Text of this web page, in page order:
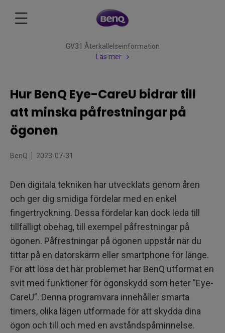
GV31 Återkallelseinformation
Läs mer
Hur BenQ Eye-CareU bidrar till
att minska påfrestningar på
ögonen
BenQ 2023-07-31
Den digitala tekniken har utvecklats genom åren
och ger dig smidiga fördelar med en enkel
fingertryckning. Dessa fördelar kan dock leda till
tillfälligt obehag, till exempel påfrestningar på
ögonen. Påfrestningar på ögonen uppstår när du
tittar på en datorskärm eller smartphone för länge.
För att lösa det här problemet har BenQ utformat en
svit med funktioner för ögonskydd som heter ”Eye-
CareU”. Denna programvara innehåller smarta
timers, olika lägen utformade för att skydda dina
ögon och till och med en avståndspåminnelse.